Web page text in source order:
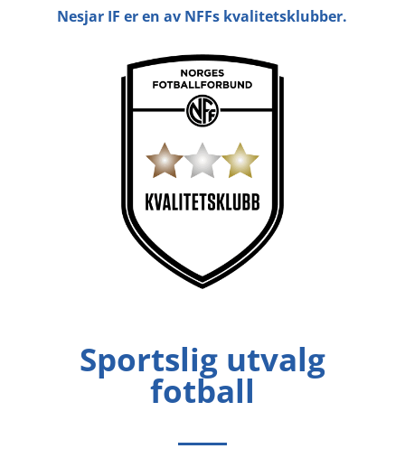
Nesjar IF er en av NFFs kvalitetsklubber.
Sportslig utvalg
fotball